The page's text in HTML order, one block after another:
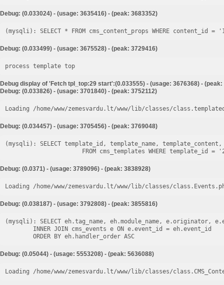
Debug: (0.033024) - (usage: 3635416) - (peak: 3683352)
Debug: (0.033499) - (usage: 3675528) - (peak: 3729416)
process template top
Debug display of 'Fetch tpl_top:29 start':(0.033555) - (usage: 3676368) - (peak:
Debug: (0.033826) - (usage: 3701840) - (peak: 3752112)
Loading /home/www/zemesvardu.lt/www/lib/classes/
Debug: (0.034457) - (usage: 3705456) - (peak: 3769048)
(mysqli): SELECT template_id, template_name,
Debug: (0.0371) - (usage: 3789096) - (peak: 3838928)
Loading /home/www/zemesvardu.lt/www/lib/classes/
Debug: (0.038187) - (usage: 3792808) - (peak: 3855816)
(mysqli): SELECT eh.tag_name, eh.module_name, e.originator,
Debug: (0.05044) - (usage: 5553208) - (peak: 5636088)
Loading /home/www/zemesvardu.lt/www/lib/classes/